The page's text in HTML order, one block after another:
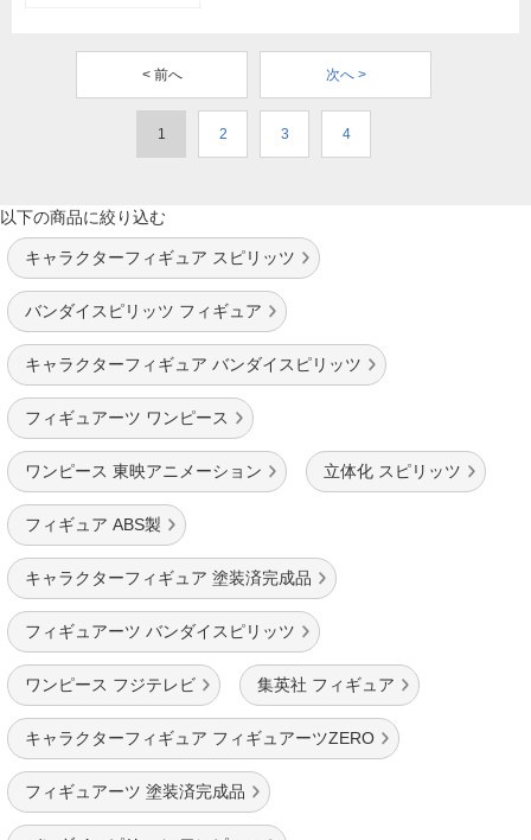
< 前へ 次へ >
1 2 3 4
以下の商品に絞り込む
キャラクターフィギュア スピリッツ
バンダイスピリッツ フィギュア
キャラクターフィギュア バンダイスピリッツ
フィギュアーツ ワンピース
ワンピース 東映アニメーション 立体化 スピリッツ
フィギュア ABS製
キャラクターフィギュア 塗装済完成品
フィギュアーツ バンダイスピリッツ
ワンピース フジテレビ 集英社 フィギュア
キャラクターフィギュア フィギュアーツZERO
フィギュアーツ 塗装済完成品